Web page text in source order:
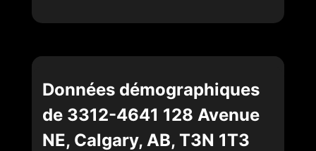
Données démographiques
de 3312-4641 128 Avenue
NE, Calgary, AB, T3N 1T3